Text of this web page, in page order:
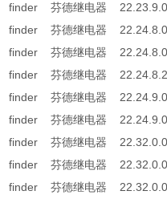
finder 芬德继电器
finder 芬德继电器
finder 芬德继电器
finder 芬德继电器
finder 芬德继电器
finder 芬德继电器
finder 芬德继电器
finder 芬德继电器
finder 芬德继电器